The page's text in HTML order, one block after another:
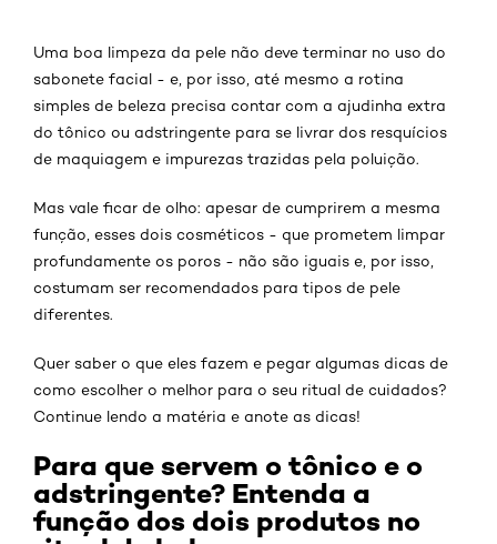
Uma boa limpeza da pele não deve terminar no uso do
sabonete facial - e, por isso, até mesmo a rotina
simples de beleza precisa contar com a ajudinha extra
do tônico ou adstringente para se livrar dos resquícios
de maquiagem e impurezas trazidas pela poluição.
Mas vale ficar de olho: apesar de cumprirem a mesma
função, esses dois cosméticos - que prometem limpar
profundamente os poros - não são iguais e, por isso,
costumam ser recomendados para tipos de pele
diferentes.
Quer saber o que eles fazem e pegar algumas dicas de
como escolher o melhor para o seu ritual de cuidados?
Continue lendo a matéria e anote as dicas!
Para que servem o tônico e o
adstringente? Entenda a
função dos dois produtos no